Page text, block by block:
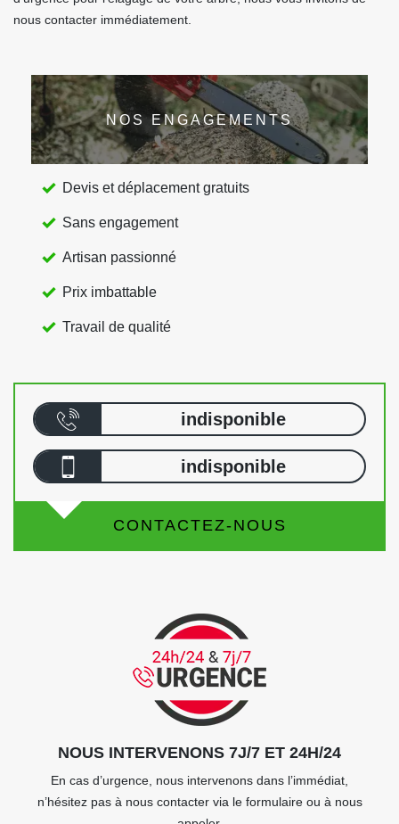
nous contacter immédiatement.
NOS ENGAGEMENTS
Devis et déplacement gratuits
Sans engagement
Artisan passionné
Prix imbattable
Travail de qualité
indisponible
indisponible
CONTACTEZ-NOUS
NOUS INTERVENONS 7J/7 ET 24H/24
En cas d’urgence, nous intervenons dans l’immédiat,
n’hésitez pas à nous contacter via le formulaire ou à nous